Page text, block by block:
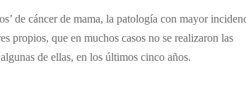
de cáncer de mama, la patología con mayor
propios, que en muchos casos no se realizaron las
de ellas, en los últimos cinco años.